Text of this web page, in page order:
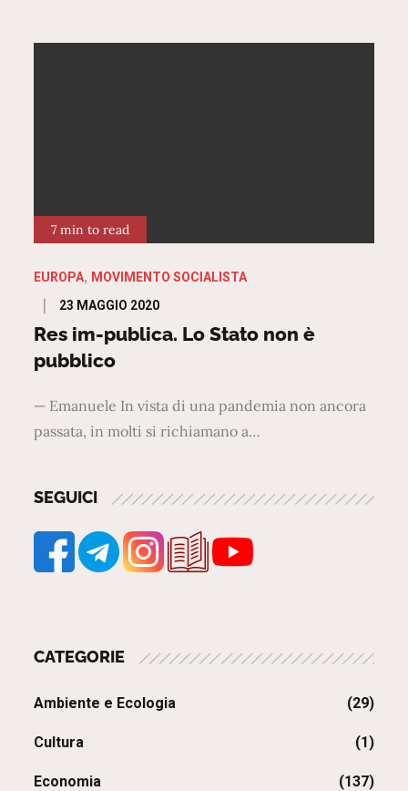
7 min to read
EUROPA MOVIMENTO SOCIALISTA
Posted
on
23 MAGGIO 2020
Res im-publica. Lo Stato non è
pubblico
— Emanuele In vista di una pandemia non ancora
passata, in molti si richiamano a…
SEGUICI
CATEGORIE
Ambiente e Ecologia (29)
Cultura (1)
Economia (137)